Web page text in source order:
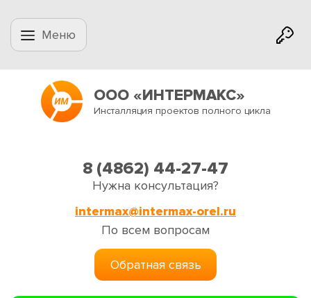
Меню
ООО «ИНТЕРМАКС»
Инсталляция проектов полного цикла
8 (4862) 44-27-47
Нужна консультация?
intermax@intermax-orel.ru
По всем вопросам
Обратная связь